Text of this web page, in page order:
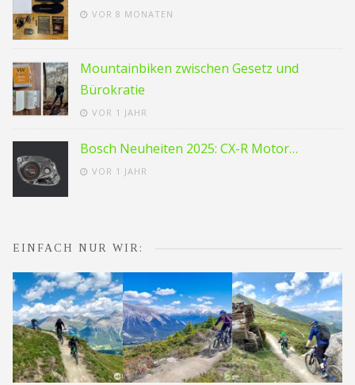
VOR 8 MONATEN
Mountainbiken zwischen Gesetz und
Bürokratie
VOR 1 JAHR
Bosch Neuheiten 2025: CX-R Motor…
VOR 1 JAHR
EINFACH NUR WIR: